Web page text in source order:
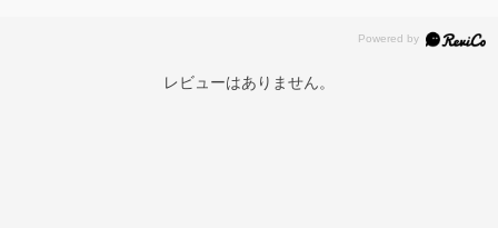
レビューはありません。